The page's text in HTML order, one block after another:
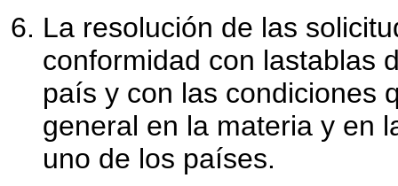
La resolución de las
conformidad con lastablas
país y con las condiciones
general en la materia y en
uno de los países.